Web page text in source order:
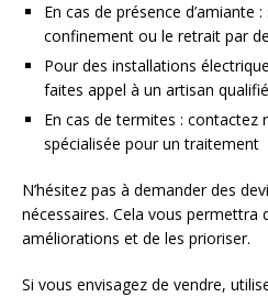
En cas de présence d’amiante
confinement ou le retrait par
Pour des installations
faites appel à un artisan
En cas de termites : contactez
spécialisée pour un traitement
N’hésitez pas à demander des
nécessaires. Cela vous permettra
améliorations et de les prioriser.
Si vous envisagez de vendre,